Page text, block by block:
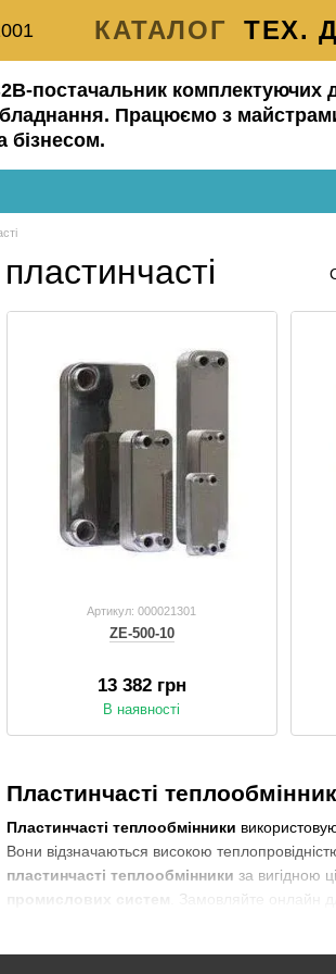
КАТАЛОГ ТЕХ.
ПРО НАС
постачальник комплектуючих
Працюємо з
бізнесом.
Пластинчасті
Пластинчасті теплообмінники
Вони відзначаються високою
пластинчасті теплообмінники за вигідною
. Замовляйте онлайн
Артикул: 000021301
ZE-500-10
13 382 грн
В наявності